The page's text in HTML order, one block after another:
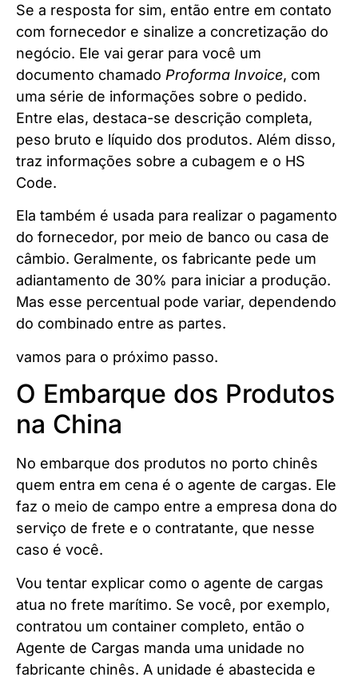
Se a resposta for sim, então entre em contato
com fornecedor e sinalize a concretização do
negócio. Ele vai gerar para você um
documento chamado Proforma Invoice, com
uma série de informações sobre o pedido.
Entre elas, destaca-se descrição completa,
peso bruto e líquido dos produtos. Além disso,
traz informações sobre a cubagem e o HS
Code.
Ela também é usada para realizar o pagamento
do fornecedor, por meio de banco ou casa de
câmbio. Geralmente, os fabricante pede um
adiantamento de 30% para iniciar a produção.
Mas esse percentual pode variar, dependendo
do combinado entre as partes.
vamos para o próximo passo.
O Embarque dos Produtos
na China
No embarque dos produtos no porto chinês
quem entra em cena é o agente de cargas. Ele
faz o meio de campo entre a empresa dona do
serviço de frete e o contratante, que nesse
caso é você.
Vou tentar explicar como o agente de cargas
atua no frete marítimo. Se você, por exemplo,
contratou um container completo, então o
Agente de Cargas manda uma unidade no
fabricante chinês. A unidade é abastecida e